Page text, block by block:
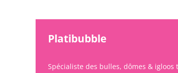
Platibubble
Spécialiste des bulles, dômes &